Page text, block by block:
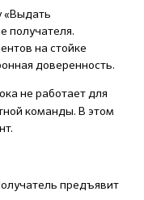
«Выдать
получателя.
на стойке
доверенность.
не работает для
команды. В этом
предъявит